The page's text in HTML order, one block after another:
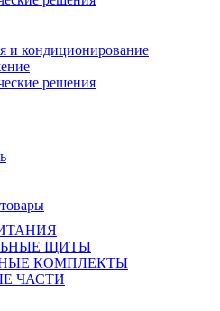
и кондиционирование
решения
ЩИТЫ
КОМПЛЕКТЫ
ЧАСТИ